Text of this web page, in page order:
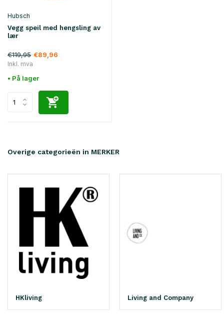
Hubsch
Vegg speil med hengsling av
lær
€119,95 €89,96
Inkl. mva
• På lager
Overige categorieën in MERKER
HKliving Living and Company